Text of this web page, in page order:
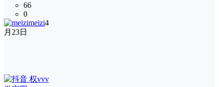
66
0
meizi4
月23日